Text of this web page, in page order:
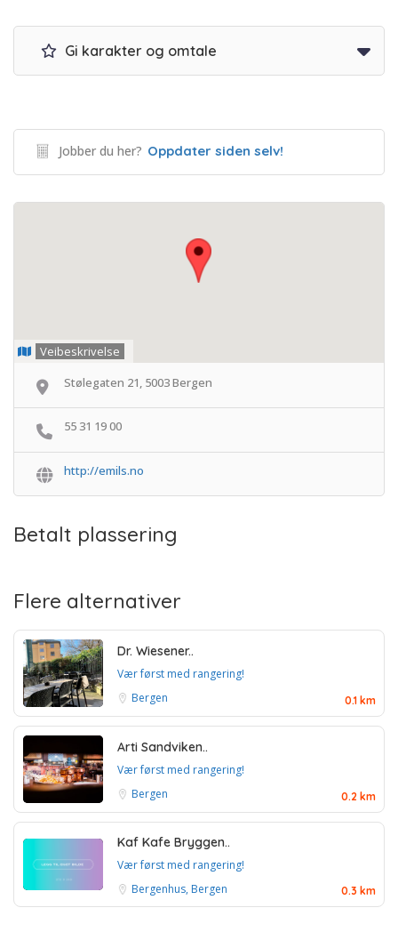
Gi karakter og omtale
Jobber du her? Oppdater siden selv!
Veibeskrivelse
Stølegaten 21, 5003 Bergen
55 31 19 00
http://emils.no
Betalt plassering
Flere alternativer
Dr. Wiesener..
Vær først med rangering!
Bergen
0.1 km
Arti Sandviken..
Vær først med rangering!
Bergen
0.2 km
Kaf Kafe Bryggen..
Vær først med rangering!
Bergenhus, Bergen
0.3 km